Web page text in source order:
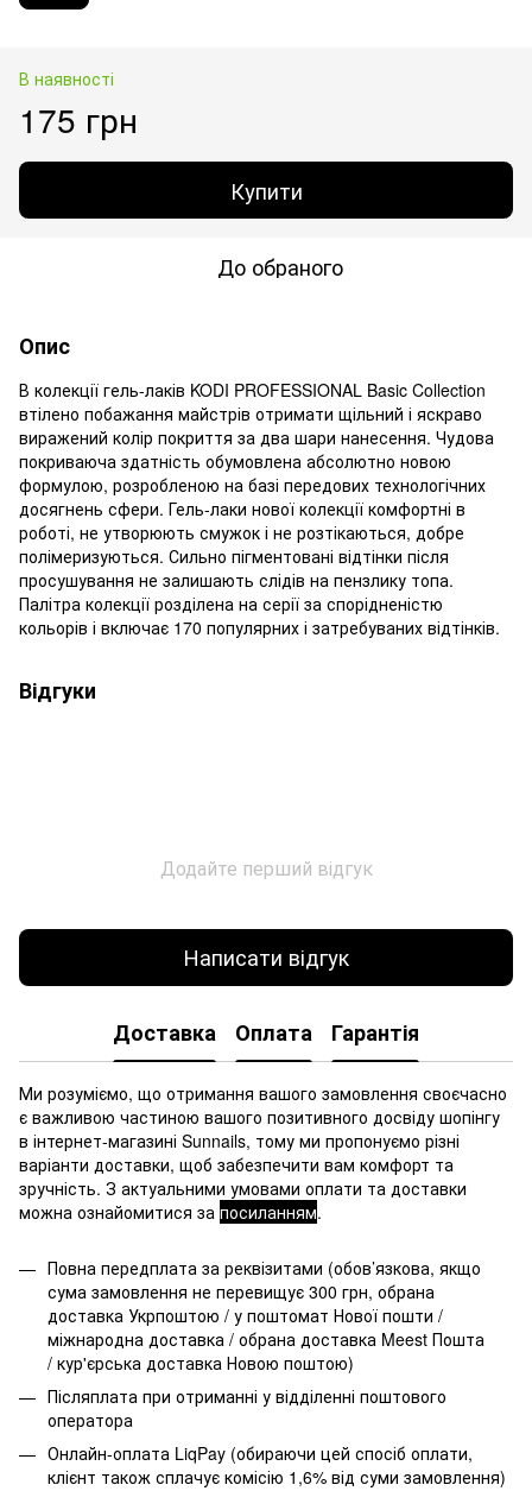
В наявності
175 грн
Купити
До обраного
Опис
В колекції гель-лаків KODI PROFESSIONAL Basic Collection
втілено побажання майстрів отримати щільний і яскраво
виражений колір покриття за два шари нанесення. Чудова
покриваюча здатність обумовлена абсолютно новою
формулою, розробленою на базі передових технологічних
досягнень сфери. Гель-лаки нової колекції комфортні в
роботі, не утворюють смужок і не розтікаються, добре
полімеризуються. Сильно пігментовані відтінки після
просушування не залишають слідів на пензлику топа.
Палітра колекції розділена на серії за спорідненістю
кольорів і включає 170 популярних і затребуваних відтінків.
Відгуки
Додайте перший відгук
Написати відгук
Доставка Оплата Гарантія
Ми розуміємо, що отримання вашого замовлення своєчасно
є важливою частиною вашого позитивного досвіду шопінгу
в інтернет-магазині Sunnails, тому ми пропонуємо різні
варіанти доставки, щоб забезпечити вам комфорт та
зручність. З актуальними умовами оплати та доставки
можна ознайомитися за посиланням.
Повна передплата за реквізитами (обов’язкова, якщо
сума замовлення не перевищує 300 грн, обрана
доставка Укрпоштою / у поштомат Нової пошти /
міжнародна доставка / обрана доставка Meest Пошта
/ кур'єрська доставка Новою поштою)
Післяплата при отриманні у відділенні поштового
оператора
Онлайн-оплата LiqPay (обираючи цей спосіб оплати,
клієнт також сплачує комісію 1,6% від суми замовлення)